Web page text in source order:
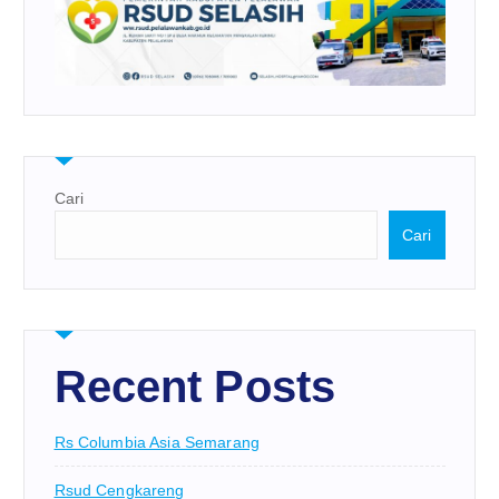
Cari
Cari
Recent Posts
Rs Columbia Asia Semarang
Rsud Cengkareng